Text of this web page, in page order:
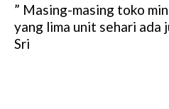
” Masing-masing toko
yang lima unit sehari ada
Sri